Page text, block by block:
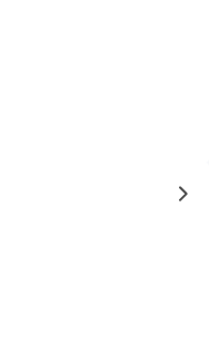
to